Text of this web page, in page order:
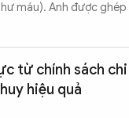
máu). Anh được
từ chính sách
hiệu quả